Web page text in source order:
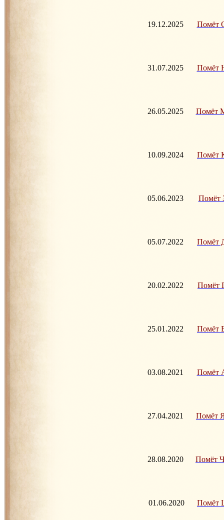
19.12.2025 Помёт
31.07.2025 Помёт
26.05.2025 Помёт
10.09.2024 Помёт
05.06.2023 Помёт
05.07.2022 Помёт
20.02.2022 Помёт
25.01.2022 Помёт
03.08.2021 Помёт
27.04.2021 Помёт
28.08.2020 Помёт
01.06.2020 Помёт